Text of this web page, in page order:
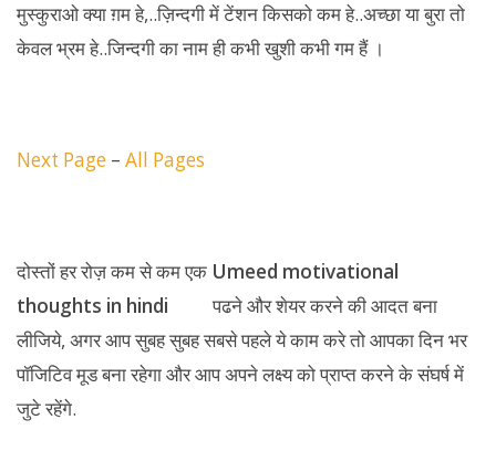
मुस्कुराओ क्या ग़म हे,..ज़िन्दगी में टेंशन किसको कम हे..अच्छा या बुरा तो
केवल भ्रम हे..जिन्दगी का नाम ही कभी खुशी कभी गम हैं ।
Next Page – All Pages
दोस्तों हर रोज़ कम से कम एक Umeed motivational
thoughts in hindi
पढने और शेयर करने की आदत बना
लीजिये, अगर आप सुबह सुबह सबसे पहले ये काम करे तो आपका दिन भर
पॉजिटिव मूड बना रहेगा और आप अपने लक्ष्य को प्राप्त करने के संघर्ष में
जुटे रहेंगे.